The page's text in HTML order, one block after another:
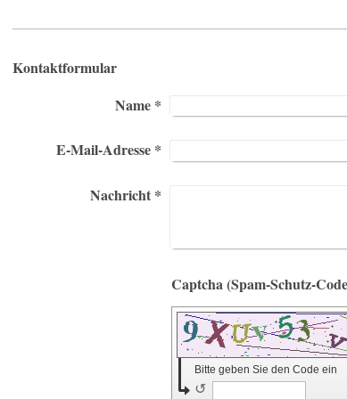
Kontaktformular
Name*
E-Mail-Adresse*
Nachricht*
Bitte geben Sie den Code ein
↺